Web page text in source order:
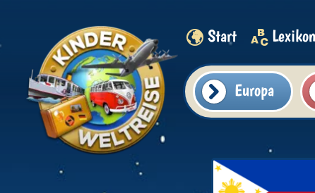
Start Lexikon
Europa